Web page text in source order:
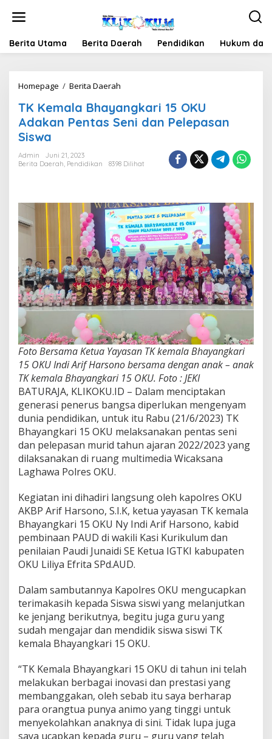
Berita Utama Berita Daerah Pendidikan Hukum
Homepage / Berita Daerah
Bhayangkari
15
OKU
Seni
TK Kemala Bhayangkari 15 OKU
Adakan Pentas Seni dan Pelepasan
Siswa
Admin
Juni 21, 2023
Berita Daerah, Pendidikan 8398 Dilihat
Foto Bersama Ketua Yayasan TK kemala Bhayangkari
15 OKU Indi Arif Harsono bersama dengan anak – anak
TK kemala Bhayangkari 15 OKU. Foto : JEKI
BATURAJA, KLIKOKU.ID – Dalam menciptakan
generasi penerus bangsa diperlukan mengenyam
dunia pendidikan, untuk itu Rabu (21/6/2023) TK
Bhayangkari 15 OKU melaksanakan pentas seni
dan pelepasan murid tahun ajaran 2022/2023 yang
dilaksanakan di ruang multimedia Wicaksana
Laghawa Polres OKU.
Kegiatan ini dihadiri langsung oleh kapolres OKU
AKBP Arif Harsono, S.I.K, ketua yayasan TK kemala
Bhayangkari 15 OKU Ny Indi Arif Harsono, kabid
pembinaan PAUD di wakili Kasi Kurikulum dan
penilaian Paudi Junaidi SE Ketua IGTKI kabupaten
OKU Liliya Efrita SPd.AUD.
Dalam sambutannya Kapolres OKU mengucapkan
terimakasih kepada Siswa siswi yang melanjutkan
ke jenjang berikutnya, begitu juga guru yang
sudah mengajar dan mendidik siswa siswi TK
kemala Bhayangkari 15 OKU.
“TK Kemala Bhayangkari 15 OKU di tahun ini telah
melakukan berbagai inovasi dan prestasi yang
membanggakan, oleh sebab itu saya berharap
para orangtua punya animo yang tinggi untuk
menyekolahkan anaknya di sini. Tidak lupa juga
saya ucapkan kepada guru – guru yang telah